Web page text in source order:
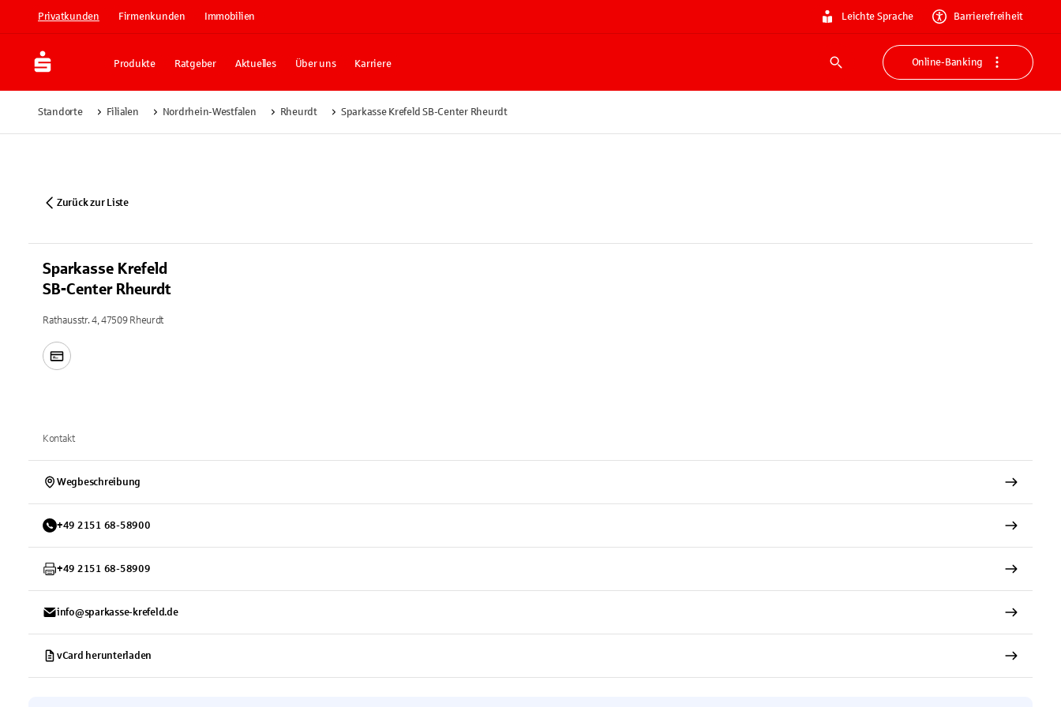
Privatkunden Firmenkunden Immobilien Leichte Sprache Barrierefreiheit
Produkte Ratgeber Aktuelles Über uns Karriere
Suche
Online-Banking
Standorte Filialen Nordrhein-Westfalen Rheurdt Sparkasse Krefeld SB-Center Rheurdt
Zurück zur Liste
Sparkasse Krefeld
SB-Center Rheurdt
Rathausstr. 4, 47509 Rheurdt
Kontakt
Wegbeschreibung
+49 2151 68-58900
+49 2151 68-58909
info@sparkasse-krefeld.de
vCard herunterladen